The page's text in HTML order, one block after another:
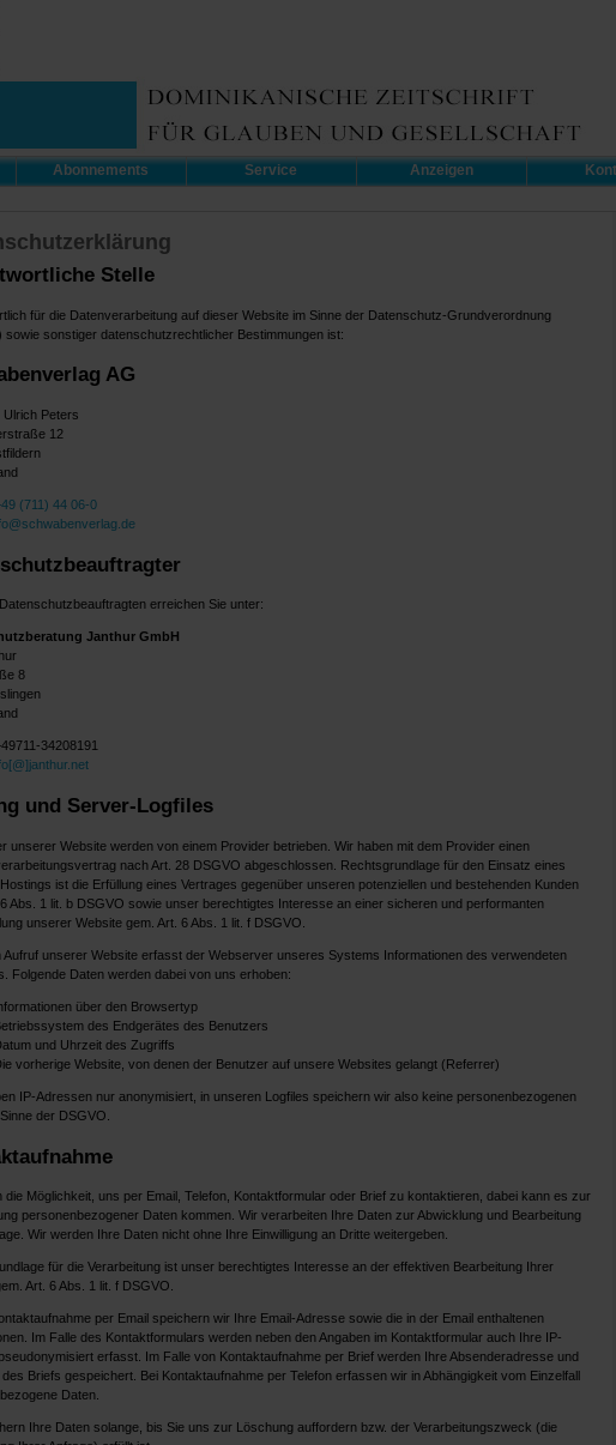
Abonnements Service Anzeigen
Stelle
für die Datenverarbeitung auf dieser Website im Sinne der Datenschutz-Grundverordnung
sowie sonstiger datenschutzrechtlicher Bestimmungen ist:
AG
Ulrich Peters
12
(711) 44 06-0
erreichen Sie unter:
Janthur GmbH
8
34208191
und Server-Logfiles
unserer Website werden von einem Provider betrieben. Wir haben mit dem Provider einen
nach Art. 28 DSGVO abgeschlossen. Rechtsgrundlage für den Einsatz eines
ist die Erfüllung eines Vertrages gegenüber unseren potenziellen und bestehenden Kunden
Abs. 1 lit. b DSGVO sowie unser berechtigtes Interesse an einer sicheren und performanten
unserer Website gem. Art. 6 Abs. 1 lit. f DSGVO.
Aufruf unserer Website erfasst der Webserver unseres Systems Informationen des verwendeten
Folgende Daten werden dabei von uns erhoben:
über den Browsertyp
des Endgerätes des Benutzers
und Uhrzeit des Zugriffs
vorherige Website, von denen der Benutzer auf unsere Websites gelangt (Referrer)
IP-Adressen nur anonymisiert, in unseren Logfiles speichern wir also keine personenbezogenen
der DSGVO.
die Möglichkeit, uns per Email, Telefon, Kontaktformular oder Brief zu kontaktieren, dabei kann es zur
personenbezogener Daten kommen. Wir verarbeiten Ihre Daten zur Abwicklung und Bearbeitung
Wir werden Ihre Daten nicht ohne Ihre Einwilligung an Dritte weitergeben.
für die Verarbeitung ist unser berechtigtes Interesse an der effektiven Bearbeitung Ihrer
Art. 6 Abs. 1 lit. f DSGVO.
per Email speichern wir Ihre Email-Adresse sowie die in der Email enthaltenen
Im Falle des Kontaktformulars werden neben den Angaben im Kontaktformular auch Ihre IP-
erfasst. Im Falle von Kontaktaufnahme per Brief werden Ihre Absenderadresse und
Briefs gespeichert. Bei Kontaktaufnahme per Telefon erfassen wir in Abhängigkeit vom Einzelfall
Daten.
Ihre Daten solange, bis Sie uns zur Löschung auffordern bzw. der Verarbeitungszweck (die